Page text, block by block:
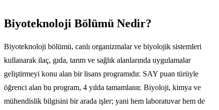
Biyoteknoloji Bölümü Nedir?
Biyoteknoloji bölümü, canlı organizmalar ve biyolojik sistemleri
kullanarak ilaç, gıda, tarım ve sağlık alanlarında uygulamalar
geliştirmeyi konu alan bir lisans programıdır. SAY puan türüyle
öğrenci alan bu program, 4 yılda tamamlanır. Biyoloji, kimya ve
mühendislik bilgisini bir arada işler; yani hem laboratuvar hem de